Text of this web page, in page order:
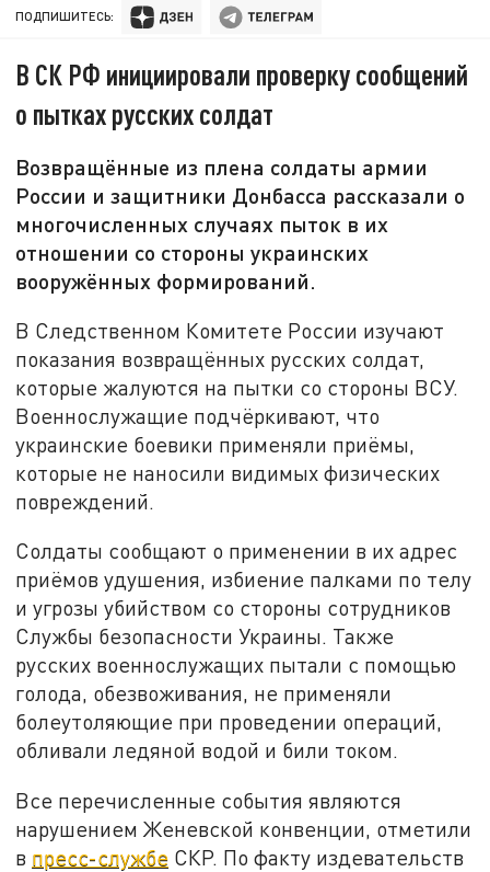
ПОДПИШИТЕСЬ:
В СК РФ инициировали проверку сообщений
о пытках русских солдат
Возвращённые из плена солдаты армии
России и защитники Донбасса рассказали о
многочисленных случаях пыток в их
отношении со стороны украинских
вооружённых формирований.
В Следственном Комитете России изучают
показания возвращённых русских солдат,
которые жалуются на пытки со стороны ВСУ.
Военнослужащие подчёркивают, что
украинские боевики применяли приёмы,
которые не наносили видимых физических
повреждений.
Солдаты сообщают о применении в их адрес
приёмов удушения, избиение палками по телу
и угрозы убийством со стороны сотрудников
Службы безопасности Украины. Также
русских военнослужащих пытали с помощью
голода, обезвоживания, не применяли
болеутоляющие при проведении операций,
обливали ледяной водой и били током.
Все перечисленные события являются
нарушением Женевской конвенции, отметили
в пресс-службе СКР. По факту издевательств